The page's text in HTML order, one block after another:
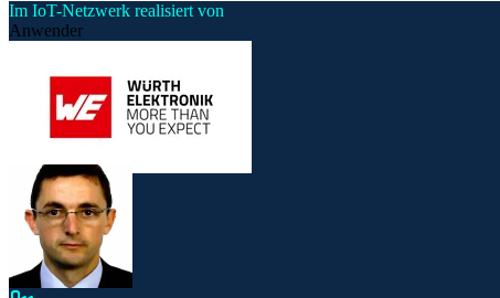
Im IoT-Netzwerk realisiert von
Anwender